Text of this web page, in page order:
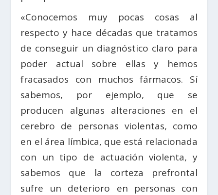
«Conocemos muy pocas cosas al
respecto y hace décadas que tratamos
de conseguir un diagnóstico claro para
poder actual sobre ellas y hemos
fracasados con muchos fármacos. Sí
sabemos, por ejemplo, que se
producen algunas alteraciones en el
cerebro de personas violentas, como
en el área límbica, que está relacionada
con un tipo de actuación violenta, y
sabemos que la corteza prefrontal
sufre un deterioro en personas con